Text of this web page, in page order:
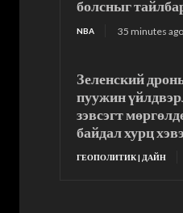
болсныг
NBA 35 minutes ago
Зеленский
пуужин
зэвсэгт
байдал хурц
ГЕОПОЛИТИК | ДАЙН